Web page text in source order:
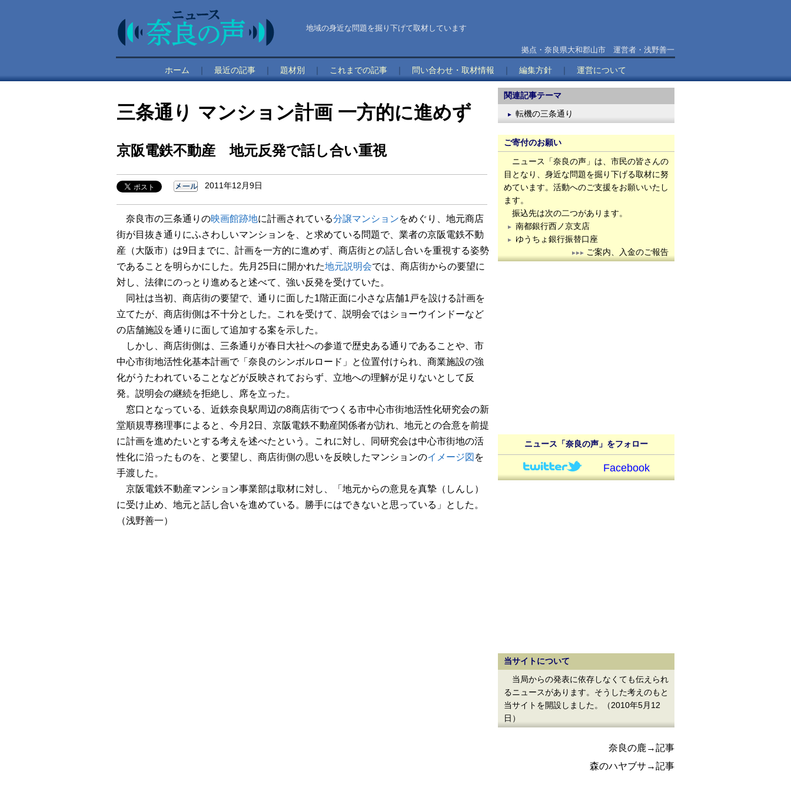
地域の身近な問題を掘り下げて取材しています
拠点・奈良県大和郡山市 運営者・浅野善一
ホーム 最近の記事 題材別 これまでの記事 問い合わせ・取材情報 編集方針 運営について
三条通り マンション計画 一方的に進めず
京阪電鉄不動産 地元反発で話し合い重視
2011年12月9日
奈良市の三条通りの映画館跡地に計画されている分譲マンションをめぐり、地元商店
街が目抜き通りにふさわしいマンションを、と求めている問題で、業者の京阪電鉄不動
産（大阪市）は9日までに、計画を一方的に進めず、商店街との話し合いを重視する姿勢
であることを明らかにした。先月25日に開かれた地元説明会では、商店街からの要望に
対し、法律にのっとり進めると述べて、強い反発を受けていた。
同社は当初、商店街の要望で、通りに面した1階正面に小さな店舗1戸を設ける計画を
立てたが、商店街側は不十分とした。これを受けて、説明会ではショーウインドーなど
の店舗施設を通りに面して追加する案を示した。
しかし、商店街側は、三条通りが春日大社への参道で歴史ある通りであることや、市
中心市街地活性化基本計画で「奈良のシンボルロード」と位置付けられ、商業施設の強
化がうたわれていることなどが反映されておらず、立地への理解が足りないとして反
発。説明会の継続を拒絶し、席を立った。
窓口となっている、近鉄奈良駅周辺の8商店街でつくる市中心市街地活性化研究会の新
堂順規専務理事によると、今月2日、京阪電鉄不動産関係者が訪れ、地元との合意を前提
に計画を進めたいとする考えを述べたという。これに対し、同研究会は中心市街地の活
性化に沿ったものを、と要望し、商店街側の思いを反映したマンションのイメージ図 を
手渡した。
京阪電鉄不動産マンション事業部は取材に対し、「地元からの意見を真摯（しんし）
に受け止め、地元と話し合いを進めている。勝手にはできないと思っている」とした。
（浅野善一）
関連記事テーマ
転機の三条通り
ご寄付のお願い
ニュース「奈良の声」は、市民の皆さんの
目となり、身近な問題を掘り下げる取材に努
めています。活動へのご支援をお願いいたし
ます。
振込先は次の二つがあります。
南都銀行西ノ京支店
ゆうちょ銀行振替口座
ご案内、入金のご報告
ニュース「奈良の声」をフォロー
Facebook
当サイトについて
当局からの発表に依存しなくても伝えられ
るニュースがあります。そうした考えのもと
当サイトを開設しました。（2010年5月12
日）
奈良の鹿→記事
森のハヤブサ→記事